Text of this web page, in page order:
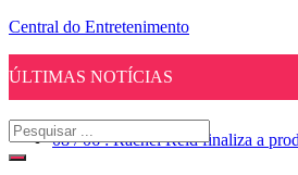
Central do Entretenimento
ÚLTIMAS NOTÍCIAS
08 / 06 : Rachel Reid finaliza a